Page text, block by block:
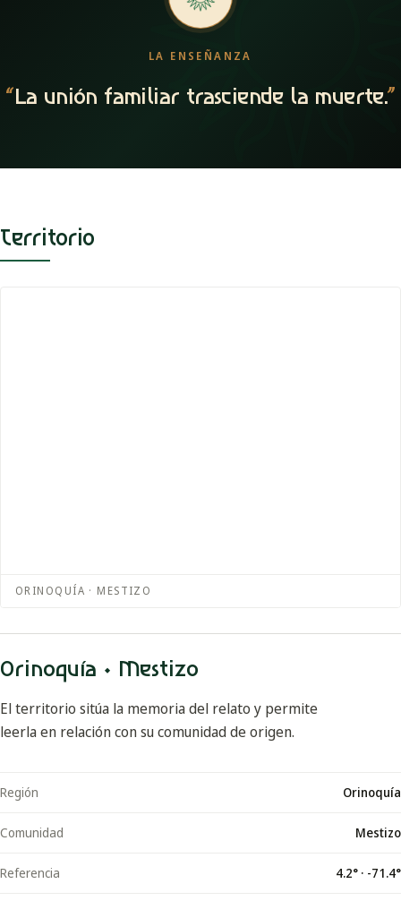
LA ENSEÑANZA
“La unión familiar trasciende la muerte.”
Territorio
ORINOQUÍA · MESTIZO
Orinoquía · Mestizo
El territorio sitúa la memoria del relato y permite
leerla en relación con su comunidad de origen.
Región Orinoquía
Comunidad Mestizo
Referencia 4.2° · -71.4°